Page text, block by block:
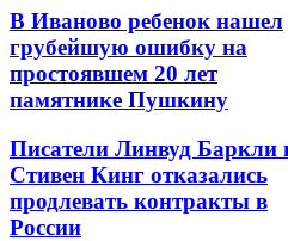
В Иваново ребенок нашел
грубейшую ошибку на
простоявшем 20 лет
памятнике Пушкину
Писатели Линвуд Баркли
Стивен Кинг отказались
продлевать контракты в
России